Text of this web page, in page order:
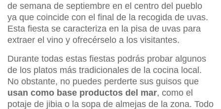
de semana de septiembre en el centro del pueblo
ya que coincide con el final de la recogida de uvas.
Esta fiesta se caracteriza en la pisa de uvas para
extraer el vino y ofrecérselo a los visitantes.
Durante todas estas fiestas podrás probar algunos
de los platos más tradicionales de la cocina local.
No obstante, no puedes perderte sus guisos que
usan como base productos del mar, como el
potaje de jibia o la sopa de almejas de la zona. Todo